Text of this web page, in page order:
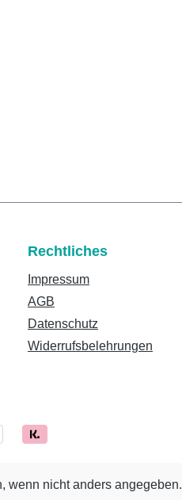
Rechtliches
Impressum
AGB
Datenschutz
Widerrufsbelehrungen
wenn nicht anders angegeben.